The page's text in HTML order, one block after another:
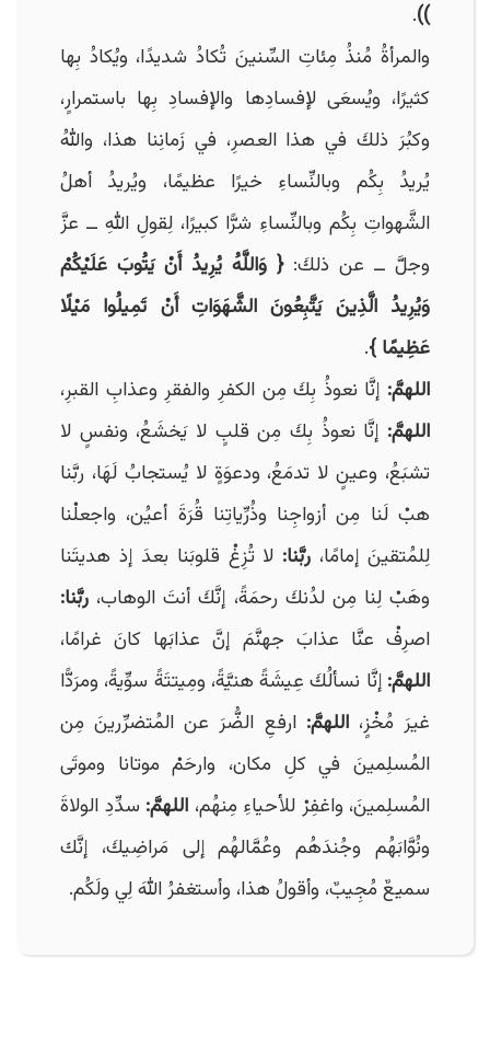
))
.
والمرأةُ مُنذُ مِئاتِ السِّنينَ تُكادُ شديدًا، ويُكادُ بِها
كثيرًا، ويُسعَى لإفسادِها والإفسادِ بِها باستمرارٍ،
وكبُرَ ذلكَ في هذا العصرِ، في زَمانِنا هذا، واللهُ
يُريدُ بِكُم وبالنِّساءِ خيرًا عظيمًا، ويُريدُ أهلُ
الشَّهواتِ بِكُم وبالنِّساءِ شرًّا كبيرًا، لِقولِ اللهِ ــ عزَّ
وجلَّ ــ عن ذلكَ:{ وَاللَّهُ يُرِيدُ أَنْ يَتُوبَ عَلَيْكُمْ
وَيُرِيدُ الَّذِينَ يَتَّبِعُونَ الشَّهَوَاتِ أَنْ تَمِيلُوا مَيْلًا
عَظِيمًا }.
اللهمَّ: إنَّا نعوذُ بِكَ مِن الكفرِ والفقرِ وعذابِ القبرِ،
اللهمَّ: إنَّا نعوذُ بِكَ مِن قلبٍ لا يَخشَعُ، ونفسٍ لا
تشبَعُ، وعينٍ لا تدمَعُ، ودعوَةٍ لا يُستجابُ لَهَا، ربَّنا
هبْ لَنا مِن أزواجِنا وذُرِّياتِنا قُرَةَ أعيُن، واجعلْنا
لِلمُتقينَ إمامًا، ربَّنا: لا تُزِغْ قلوبَنا بعدَ إذ هديتَنا
وهَبْ لِنا مِن لدُنكَ رحمَةً، إنَّكَ أنتَ الوهاب، ربَّنا:
اصرِفْ عنَّا عذابَ جهنَّمَ إنَّ عذابَها كانَ غرامًا،
اللهمَّ: إنَّا نسألُكَ عِيشَةً هنيَّةً، ومِيتتَةً سوِّيةً، ومرَدًّا
غيرَ مُخْزٍ،اللهمَّ: ارفعِ الضُّرَ عن المُتضرِّرينَ مِن
المُسلِمينَ في كلِ مكان، وارحَمْ موتانا وموتَى
المُسلِمينَ، واغفِرْ للأحياءِ مِنهُم، اللهمَّ: سدِّدِ الولاةَ
ونُوَّابَهُم وجُندَهُم وعُمَّالهُم إلى مَراضِيكَ، إنَّك
سميعٌ مُجِيبٌ، وأقولُ هذا، وأستغفرُ اللهَ لِي ولَكُم.